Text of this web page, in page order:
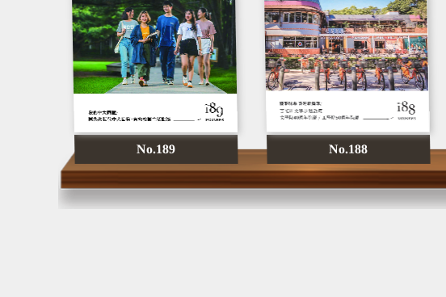
No.189 No.188